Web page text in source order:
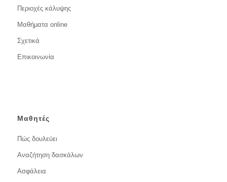
Περιοχές κάλυψης
Μαθήματα online
Σχετικά
Επικοινωνία
Μαθητές
Πώς δουλεύει
Αναζήτηση δασκάλων
Ασφάλεια